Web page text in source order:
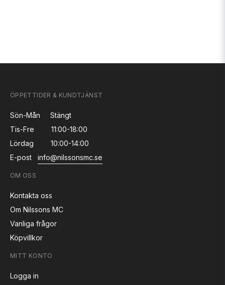
ÖPPETTIDER & KUNDTJÄNST
Sön-Mån
Stängt
Tis-Fre
11:00-18:00
Lördag
10:00-14:00
E-post
info@nilssonsmc.se
OM OSS
Kontakta oss
Om Nilssons MC
Vanliga frågor
Köpvillkor
MITT KONTO
Logga in